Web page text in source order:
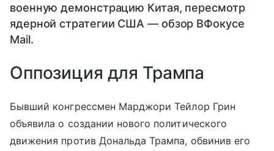
военную демонстрацию Китая, пересмотр
ядерной стратегии США — обзор ВФокусе
Mail.
Оппозиция для Трампа
Бывший конгрессмен Марджори Тейлор Грин
объявила о создании нового политического
движения против Дональда Трампа, обвинив его